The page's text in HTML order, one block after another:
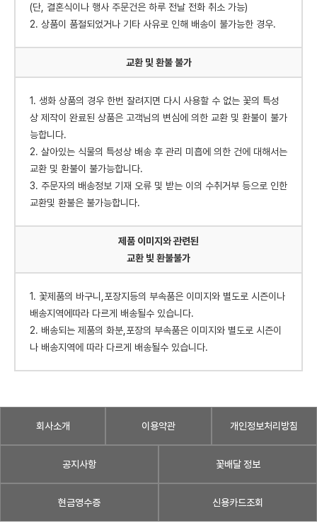
(단, 결혼식이나 행사 주문건은 하루 전날 전화 취소 가능)
2. 상품이 품절되었거나 기타 사유로 인해 배송이 불가능한 경우.
교환 및 환불 불가
1. 생화 상품의 경우 한번 잘려지면 다시 사용할 수 없는 꽃의 특성
상 제작이 완료된 상품은 고객님의 변심에 의한 교환 및 환불이 불가
능합니다.
2. 살아있는 식물의 특성상 배송 후 관리 미흡에 의한 건에 대해서는
교환 및 환불이 불가능합니다.
3. 주문자의 배송정보 기재 오류 및 받는 이의 수취거부 등으로 인한
교환및 환불은 불가능합니다.
제품 이미지와 관련된
교환 빛 환불불가
1. 꽃제품의 바구니,포장지등의 부속품은 이미지와 별도로 시즌이나
배송지역에따라 다르게 배송될수 있습니다.
2. 배송되는 제품의 화분,포장의 부속품은 이미지와 별도로 시즌이
나 배송지역에 따라 다르게 배송될수 있습니다.
회사소개 이용약관 개인정보처리방침
공지사항 꽃배달 정보
현금영수증 신용카드조회